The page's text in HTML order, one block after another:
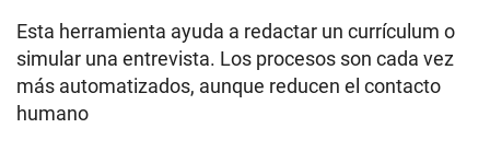
Esta herramienta ayuda a redactar un currículum o
simular una entrevista. Los procesos son cada vez
más automatizados, aunque reducen el contacto
humano